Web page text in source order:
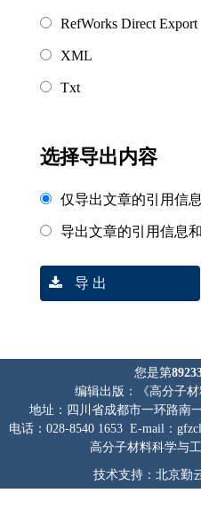
RefWorks Direct Export
XML
Txt
选择导出内容
仅导出文章的引用信息
导出文章的引用信息
导 出
您是第
编辑出版：《高分子
地址：四川省成都市一环路南
电话：028-8540 1653 E-mail：
高分子材料科学与
技术支持：北京勤